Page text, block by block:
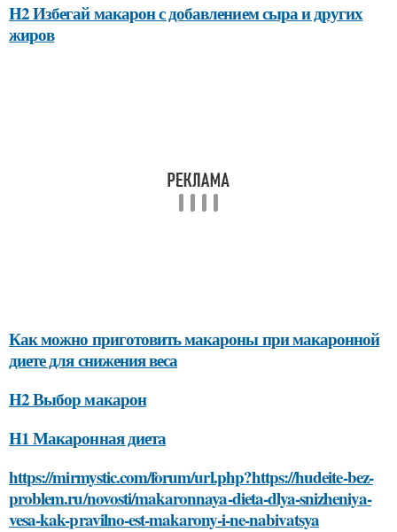
H2 Избегай макарон с добавлением сыра и других
жиров
Как можно приготовить макароны при макаронной
диете для снижения веса
H2 Выбор макарон
H1 Макаронная диета
https://mirmystic.com/forum/url.php?https://hudeite-bez-
problem.ru/novosti/makaronnaya-dieta-dlya-snizheniya-
vesa-kak-pravilno-est-makarony-i-ne-nabivatsya